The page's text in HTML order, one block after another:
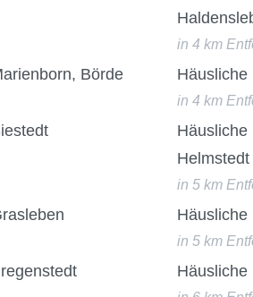
in 4 km
Börde Häusliche
in 4 km
Häusliche
Helmstedt
in 5 km
Häusliche
in 5 km
Häusliche